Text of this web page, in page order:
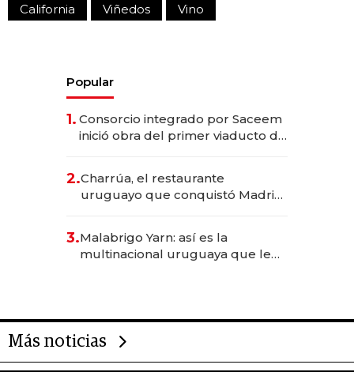
California Viñedos Vino
Popular
1. Consorcio integrado por Saceem
inició obra del primer viaducto de
millones
2.Charrúa, el restaurante
uruguayo que conquistó Madrid:
anticipación y prepara apertura
3.Malabrigo Yarn: así es la
multinacional uruguaya que le
Más noticias